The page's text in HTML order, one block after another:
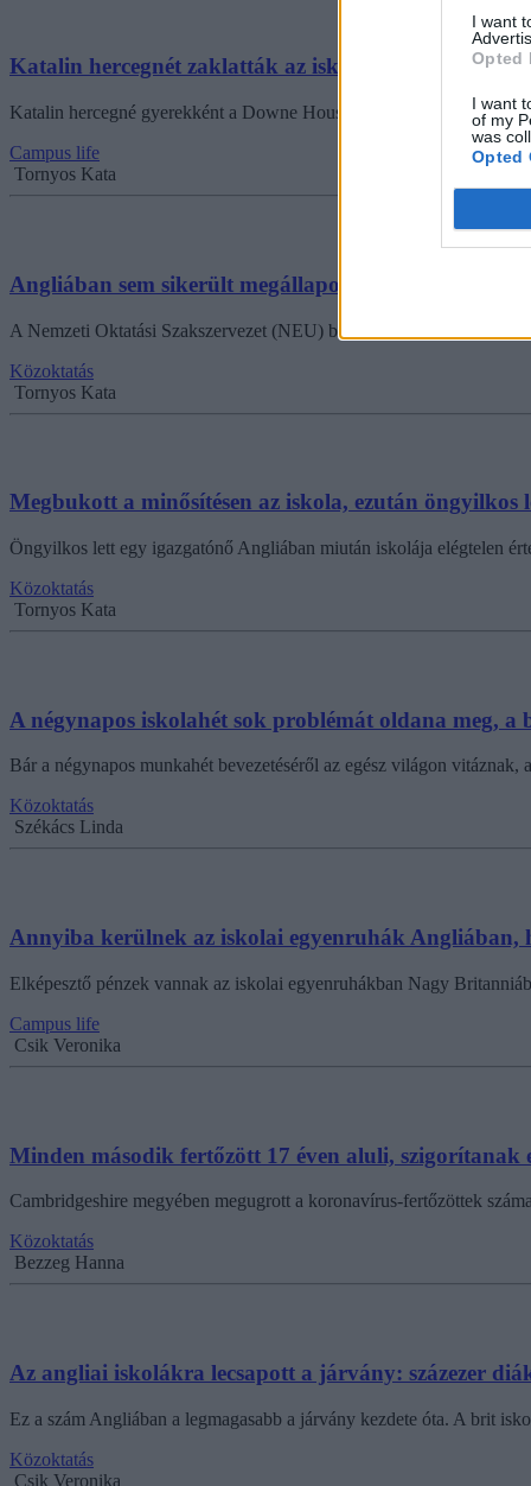
I want
Opted
I want
of my
was
Opted
Katalin hercegnét zaklatták az iskolában
Katalin hercegné gyerekként a Downe House nevű bentlakásos
Campus life
Tornyos Kata
Angliában sem sikerült megállapodni: júliusban
A Nemzeti Oktatási Szakszervezet (NEU) bejelentette, hogy
Közoktatás
Tornyos Kata
Megbukott a minősítésen az iskola, ezután öngyilkos
Öngyilkos lett egy igazgatónő Angliában miután iskolája elégtelen
Közoktatás
Tornyos Kata
A négynapos iskolahét sok problémát oldana meg, a
Bár a négynapos munkahét bevezetéséről az egész világon
Közoktatás
Székács Linda
Annyiba kerülnek az iskolai egyenruhák Angliában,
Elképesztő pénzek vannak az iskolai egyenruhákban Nagy
Campus life
Csik Veronika
Minden második fertőzött 17 éven aluli, szigorítanak
Cambridgeshire megyében megugrott a koronavírus-fertőzöttek
Közoktatás
Bezzeg Hanna
Az angliai iskolákra lecsapott a járvány: százezer
Ez a szám Angliában a legmagasabb a járvány kezdete óta. A brit
Közoktatás
Csik Veronika